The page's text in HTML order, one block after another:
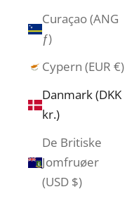
Curaçao (ANG
ƒ)
Cypern (EUR €)
Danmark (DKK
kr.)
De Britiske
Jomfruøer
(USD $)